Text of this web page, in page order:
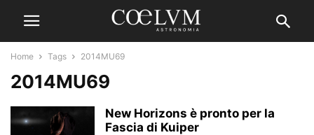
Home Tags 2014MU69
2014MU69
New Horizons è pronto per la
Fascia di Kuiper